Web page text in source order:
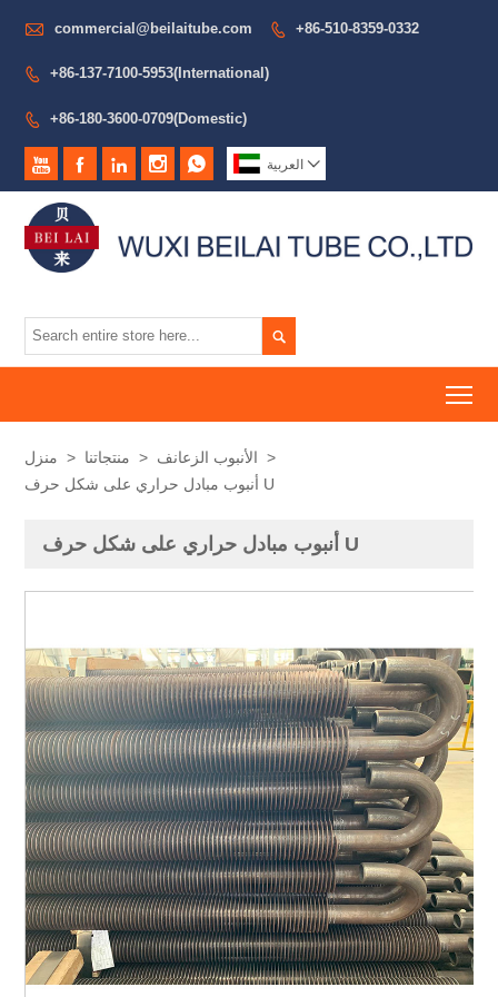
 commercial@beilaitube.com  +86-510-8359-0332
 +86-137-7100-5953(International)
 +86-180-3600-0709(Domestic)
     العربية 

منزل > منتجاتنا > الأنبوب الزعانف >
أنبوب مبادل حراري على شكل حرف U
أنبوب مبادل حراري على شكل حرف U